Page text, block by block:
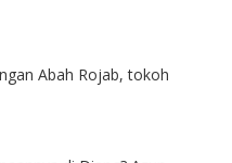
Abah Rojab, tokoh